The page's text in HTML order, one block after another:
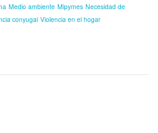
Medio ambiente Mipymes Necesidad de
conyugal Violencia en el hogar